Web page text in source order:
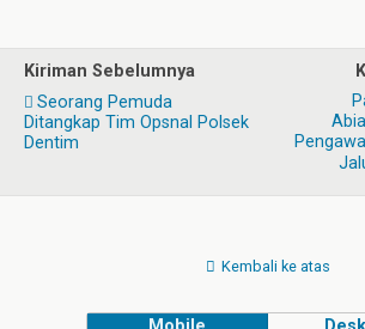
Kiriman Sebelumnya
Seorang Pemuda
Ditangkap Tim Opsnal Polsek
Dentim
Kembali ke atas